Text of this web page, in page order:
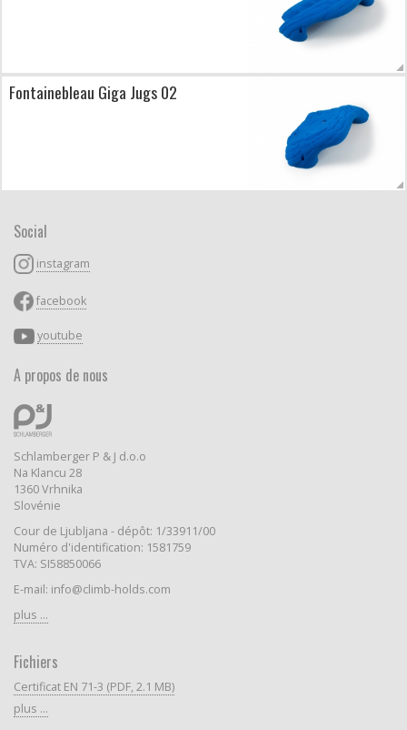
Fontainebleau Giga Jugs 02
Social
instagram
facebook
youtube
A propos de nous
Schlamberger P & J d.o.o
Na Klancu 28
1360 Vrhnika
Slovénie
Cour de Ljubljana - dépôt: 1/33911/00
Numéro d'identification: 1581759
TVA: SI58850066
E-mail: info@climb-holds.com
plus ...
Fichiers
Certificat EN 71-3 (PDF, 2.1 MB)
plus ...